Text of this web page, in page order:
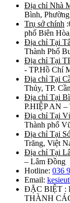
Địa chỉ Nhà
Bình,
Trụ sở chính
phố Biên
Địa chỉ Tại
Thành Phố
Địa chỉ Tại
- TP.Hồ Chí
Địa chỉ Tại
Thủy, TP.
Địa chỉ Tại
P.HIỆP AN
Địa chỉ Tại
Thành phố
Địa chỉ Tại
Trăng, Việt
Địa chỉ Tại
– Lâm Đồng
Hotline: 036
Email:
ĐẶC BIỆT :
THÀNH